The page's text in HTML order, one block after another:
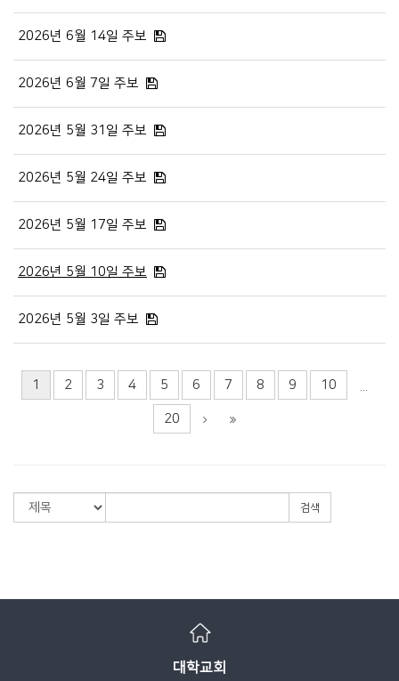
2026년 6월 14일 주보
2026년 6월 7일 주보
2026년 5월 31일 주보
2026년 5월 24일 주보
2026년 5월 17일 주보
2026년 5월 10일 주보
2026년 5월 3일 주보
1 2 3 4 5 6 7 8 9 10
20
검색
대학교회